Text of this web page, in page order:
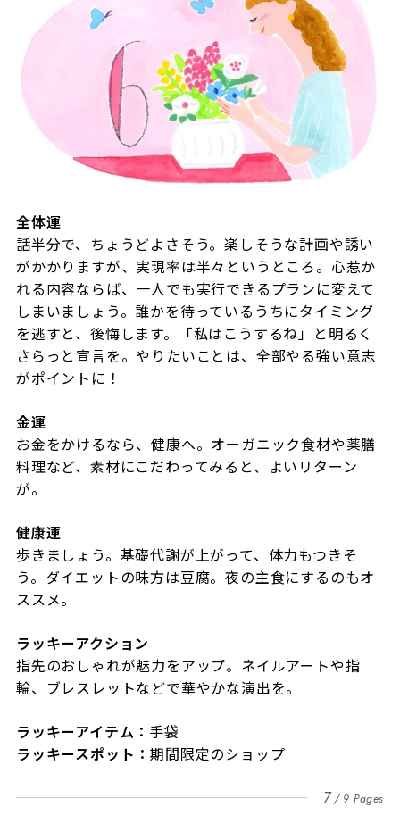
全体運
話半分で、ちょうどよさそう。楽しそうな計画や誘い
がかかりますが、実現率は半々というところ。心惹か
れる内容ならば、一人でも実行できるプランに変えて
しまいましょう。誰かを待っているうちにタイミング
を逃すと、後悔します。「私はこうするね」と明るく
さらっと宣言を。やりたいことは、全部やる強い意志
がポイントに！
金運
お金をかけるなら、健康へ。オーガニック食材や薬膳
料理など、素材にこだわってみると、よいリターン
が。
健康運
歩きましょう。基礎代謝が上がって、体力もつきそ
う。ダイエットの味方は豆腐。夜の主食にするのもオ
ススメ。
ラッキーアクション
指先のおしゃれが魅力をアップ。ネイルアートや指
輪、ブレスレットなどで華やかな演出を。
ラッキーアイテム： 手袋
ラッキースポット：期間限定のショップ
7 9 Pages